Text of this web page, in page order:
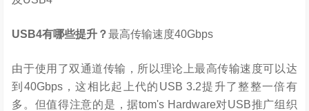
USB4有哪些提升？最高传输速度40Gbps
由于使用了双通道传输，所以理论上最高传输速度可以达
到40Gbps，这相比起上代的USB 3.2提升了整整一倍有
多。但值得注意的是，据tom's Hardware对USB推广组织